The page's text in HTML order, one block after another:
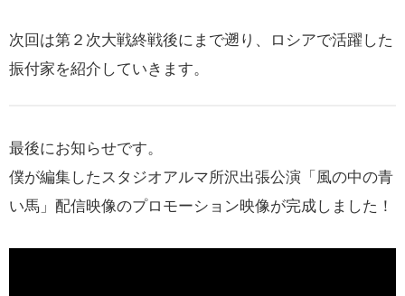
次回は第２次大戦終戦後にまで遡り、ロシアで活躍した
振付家を紹介していきます。
最後にお知らせです。
僕が編集したスタジオアルマ所沢出張公演「風の中の青
い馬」配信映像のプロモーション映像が完成しました！